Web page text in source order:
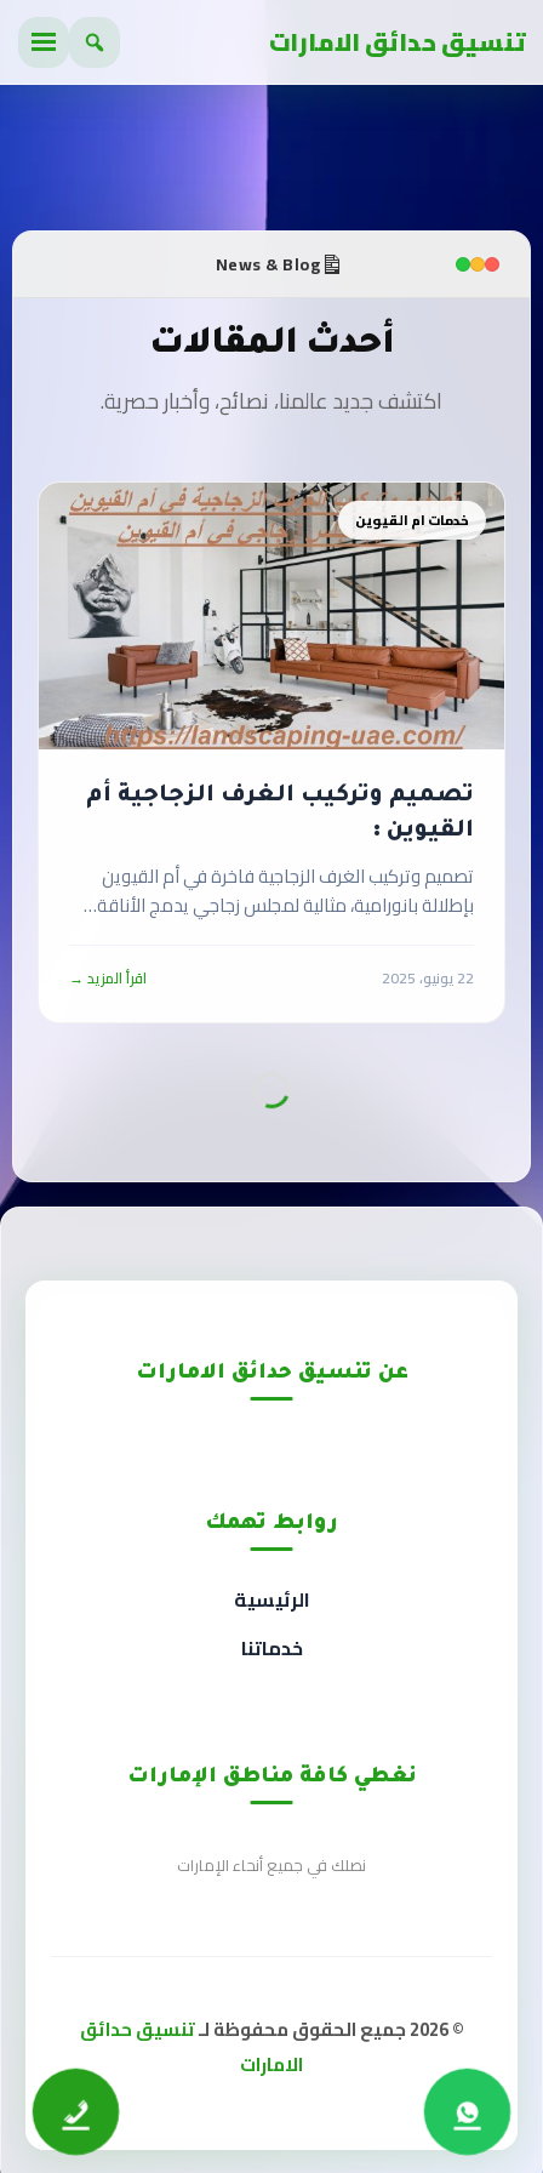
تنسيق حدائق الامارات
News & Blog
أحدث المقالات
اكتشف جديد عالمنا، نصائح، وأخبار حصرية.
خدمات ام القيوين
تصميم وتركيب الغرف الزجاجية أم
القيوين :
تصميم وتركيب الغرف الزجاجية فاخرة في أم القيوين
بإطلالة بانورامية، مثالية لمجلس زجاجي يدمج الأناقة…
22 يونيو، 2025 اقرأ المزيد →
عن تنسيق حدائق الامارات
روابط تهمك
الرئيسية
خدماتنا
نغطي كافة مناطق الإمارات
نصلك في جميع أنحاء الإمارات
© 2026 جميع الحقوق محفوظة لـ
تنسيق حدائق
الامارات